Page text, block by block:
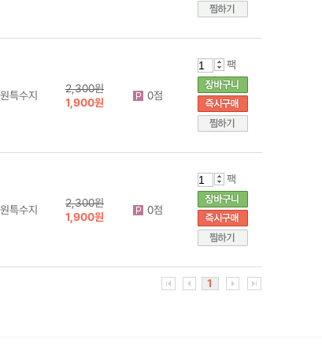
특수지
2,300원
1,900원
0점
팩
특수지
2,300원
1,900원
0점
팩
1